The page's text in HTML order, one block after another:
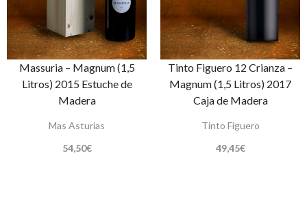
Massuria – Magnum (1,5
Litros) 2015 Estuche de
Madera
Mas Asturias
54,50€
Tinto Figuero 12 Crianza –
Magnum (1,5 Litros) 2017
Caja de Madera
Tinto Figuero
49,45€